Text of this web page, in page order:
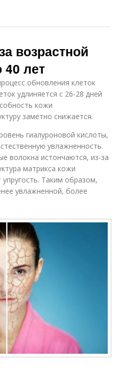
возрастной
лет
обновления клеток
удлиняется с 26-28 дней
кожи
заметно снижается.
гиалуроновой кислоты,
увлажненность.
волокна истончаются, из-за
матрикса кожи
Таким образом,
увлажненной, более